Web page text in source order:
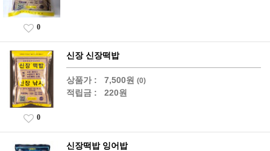
0
신장 신장떡밥
상품가 : 7,500원 (0)
적립금 : 220원
0
신장떡밥 잉어밥